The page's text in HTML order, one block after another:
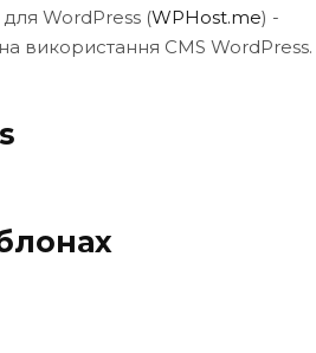
для WordPress (WPHost.me) -
використання CMS WordPress.